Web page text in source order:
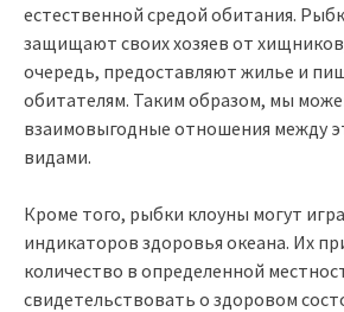
естественной средой обитания.
защищают своих хозяев от
очередь, предоставляют жилье и
обитателям. Таким образом, мы
взаимовыгодные отношения между
видами.
Кроме того, рыбки клоуны могут
индикаторов здоровья океана. Их
количество в определенной
свидетельствовать о здоровом